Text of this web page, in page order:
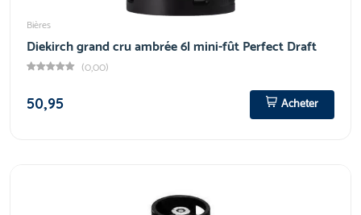
Bières
Diekirch grand cru ambrée 6l mini-fût Perfect Draft
(0,00)
50,95
Acheter